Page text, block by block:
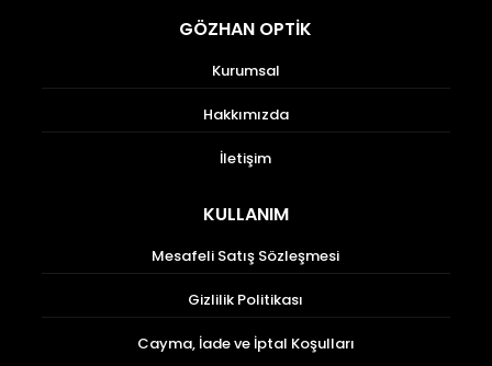
GÖZHAN OPTİK
Kurumsal
Hakkımızda
İletişim
KULLANIM
Mesafeli Satış Sözleşmesi
Gizlilik Politikası
Cayma, İade ve İptal Koşulları